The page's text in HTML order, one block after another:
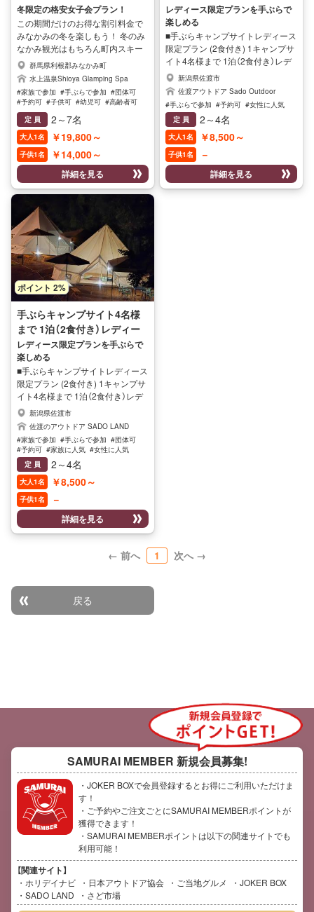
パー ・セブンイレブン 8分 ・ファ
ミリーマート 10分 ・スーパーサ
ンモール 10分（23時まで営業）冬季
は22時になることもございます。
ます。 開催期間 12月20日～3月末
まで
きますようお願い申し上げます サ
ウナ利用がセットになっているプ
ランとなります 16：00～ 1h利用
可能です ※当日受付にてご予約く
ださい 近隣のスキー場までの車で
場 3分 3km ・大穴スキー場 10分
8km ・ホワイトバレー 12分 10km
・スノーパーク奥利根 15分 15km
・宝台樹スキー場 25分 28km ・藤
原スキー場 35分 32㎞ ・天神平ス
キー場 30分 30㎞ 近隣のコンビニ
＆スーパー ・セブンイレブン 8分
・ファミリーマート 10分 ・スー
パーサンモール 10分（23時まで営
ステーキ＆温泉 グランピング
スタイル1泊2食付
冬限定の格安女子会プラン！
この期間だけのお得な割引料金で
みなかみの冬を楽しもう！ 冬のみ
なかみ観光はもちろん町内スキー
場へのアクセスも良好です。 温泉
に入りたいし美味しいステーキも
食べたい方にお勧めなのが、グラ
ンピングスタイルの温泉宿泊、塩
屋温泉 Shioya Spa 少しお洒落な
プランで贅沢なお時間をお過ごし
ください。 各棟に温泉風呂がござ
います。プライベートでリラック
スできます。 ◎夕食は豪華に地元
の希少牛、増田牛のサーロインと
ヒレ肉を使ってステーキ、オマー
ルエビのブイヤーベースなど贅沢
の極み！その他、カルパッチョ、
生ハムサラダ、ブイヤーベースの
残りのスープでリゾット、サービ
スでボトルワイン、ソフトドリン
クがセットされております。 ◎朝
食はパンケーキ、サルシッチャソ
ーセージ、スクランブルエッグ、
お好きなエスプレッソなどのドリ
ンクとなります。 ★★せっかく自
然の中へ来ていただいたんですか
ら、お仲間で全てお客様が調理、
かたずけをするスタイル、皆さん
でわいわいと調理、和やかに食
事、これがグラマラスキャンピン
グの醍醐味とも言えます。。 ※食
事は全てお客様ご自身で調理して
いただきますのでご了承ください
ませ
群馬県利根郡みなかみ町
水上温泉Shioya Glamping Spa
#家族で参加 #手ぶらで参加 #団体可
#予約可 #子供可 #幼児可 #高齢者可
#ペット可
#女性に人気 #男性に人気
定 員 2～7名
大人1名 ￥19,800～
子供1名 ￥14,000～
詳細を見る
ス限定プラン
レディース限定プランを手ぶらで
楽しめる
■手ぶらキャンプサイトレディース
限定プラン (2食付き) 1キャンプサ
イト4名様まで 1泊（2食付き）レデ
ィース限定プラン レディース限定
のプランとなります。 ちょっぴり
リッチにすこし豪華にステーキ
BBQで過ごしませんか？ グランピ
ングスタイルのテントで日頃感じ
ることのできない大自然のロケー
ションで気持ちの良いお時間を満
喫できるキャンプ場は爽やかな風
と鳥の鳴き声と注ぎ込む太陽まさ
に大自然を感じられる空間！日頃
新潟県佐渡市
佐渡アウトドア Sado Outdoor
#手ぶらで参加 #予約可 #女性に人気
定 員
2～4名
大人1名 ￥8,500～
子供1名 －
詳細を見る
ポイント 2%
手ぶらキャンプサイト4名様
まで 1泊（2食付き）レディー
ス限定プラン
レディース限定プランを手ぶらで
楽しめる
■手ぶらキャンプサイトレディース
限定プラン (2食付き) 1キャンプサ
イト4名様まで 1泊（2食付き）レデ
ィース限定プラン レディース限定
のプランとなります。 ちょっぴり
リッチにすこし豪華にステーキ
BBQで過ごしませんか？ グランピ
ングスタイルのテントで日頃感じ
ることのできない大自然のロケー
ションで気持ちの良いお時間を満
喫できるキャンプ場は爽やかな風
と鳥の鳴き声と注ぎ込む太陽まさ
に大自然を感じられる空間！日頃
の疲れを癒しにいらしてみません
肉・ラム肉・鶏肉・スペアリブ・
菜（玉ねぎ・なす・ピーマン・にん
じん・かぼちゃ・きのこ・キャベ
新潟県佐渡市
佐渡のアウトドア SADO LAND
#家族で参加 #手ぶらで参加 #団体可
#予約可 #家族に人気 #女性に人気
定 員
2～4名
大人1名 ￥8,500～
子供1名 －
詳細を見る
← 前へ 1 次へ →
戻る
SAMURAI MEMBER 新規会員募集!
・JOKER BOXで会員登録するとお得にご利用いただけま
す！
・ご予約やご注文ごとにSAMURAI MEMBERポイントが
獲得できます！
・SAMURAI MEMBERポイントは以下の関連サイトでも
利用可能！
【関連サイト】
ホリデイナビ 日本アウトドア協会 ご当地グルメ
JOKER BOX
SADO LAND
さど市場